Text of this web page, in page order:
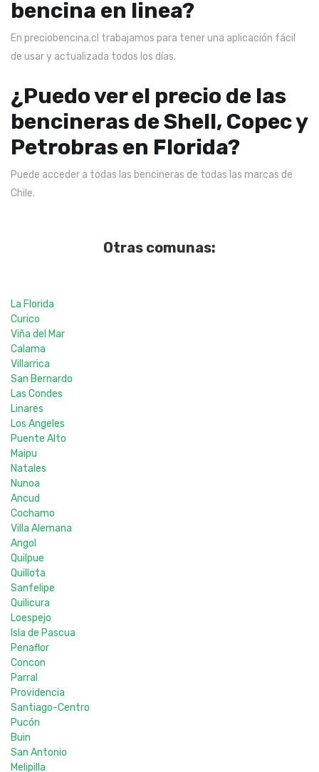
bencina en linea?
En preciobencina.cl trabajamos para tener una aplicación fácil
de usar y actualizada todos los días.
¿Puedo ver el precio de las
bencineras de Shell, Copec y
Petrobras en Florida?
Puede acceder a todas las bencineras de todas las marcas de
Chile.
Otras comunas:
La Florida
Curico
Viña del Mar
Calama
Villarrica
San Bernardo
Las Condes
Linares
Los Angeles
Puente Alto
Maipu
Natales
Nunoa
Ancud
Cochamo
Villa Alemana
Angol
Quilpue
Quillota
Sanfelipe
Quilicura
Loespejo
Isla de Pascua
Penaflor
Concon
Parral
Providencia
Santiago-Centro
Pucón
Buin
San Antonio
Melipilla